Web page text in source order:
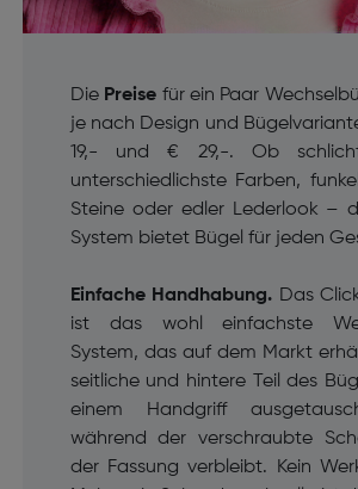
Die Preise für ein Paar
je nach Design und
19,- und € 29,-. Ob
unterschiedlichste Farben,
Steine oder edler Lederlook –
System bietet Bügel für jeden
Einfache Handhabung. Das
ist das wohl einfachste
System, das auf dem Markt
seitliche und hintere Teil des
einem Handgriff
während der verschraubte
der Fassung verbleibt.
Kein